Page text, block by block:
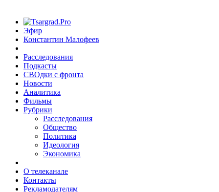
Эфир
Константин Малофеев
Расследования
Подкасты
СВОдки с фронта
Новости
Аналитика
Фильмы
Рубрики
Расследования
Общество
Политика
Идеология
Экономика
О телеканале
Контакты
Рекламодателям